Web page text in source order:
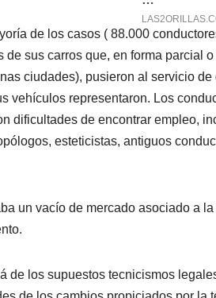
de los casos ( 88.000
sus carros que, en forma parcial
ciudades), pusieron al servicio de
vehículos representaron. Los
dificultades de encontrar empleo,
esteticistas, antiguos
un vacío de mercado asociado a
de los supuestos tecnicismos